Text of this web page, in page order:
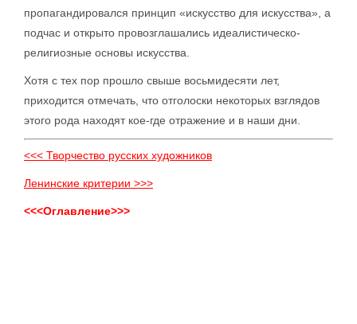
пропагандировался принцип «искусство для искусства», а
подчас и открыто провозглашались идеалистическо-
религиозные основы искусства.
Хотя с тех пор прошло свыше восьмидесяти лет,
приходится отмечать, что отголоски некоторых взглядов
этого рода находят кое-где отражение и в наши дни.
<<< Творчество русских художников
Ленинские критерии >>>
<<<Оглавление>>>